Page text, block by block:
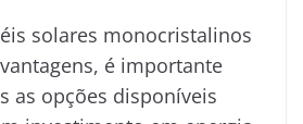
solares monocristalinos
é importante
as opções disponíveis